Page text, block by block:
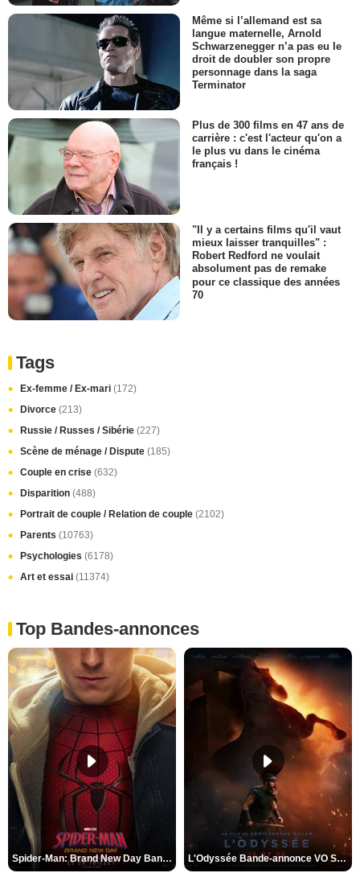
Même si l’allemand est sa
langue maternelle, Arnold
Schwarzenegger n’a pas eu le
droit de doubler son propre
personnage dans la saga
Terminator
Plus de 300 films en 47 ans de
carrière : c'est l'acteur qu'on a
le plus vu dans le cinéma
français !
"Il y a certains films qu'il vaut
mieux laisser tranquilles" :
Robert Redford ne voulait
absolument pas de remake
pour ce classique des années
70
Tags
Ex-femme / Ex-mari (172)
Divorce (213)
Russie / Russes / Sibérie (227)
Scène de ménage / Dispute (185)
Couple en crise (632)
Disparition (488)
Portrait de couple / Relation de couple (2102)
Parents (10763)
Psychologies (6178)
Art et essai (11374)
Top Bandes-annonces
Spider-Man: Brand New Day Bande-annonce VO STFR L'Odyssée Bande-annonce VO STFR